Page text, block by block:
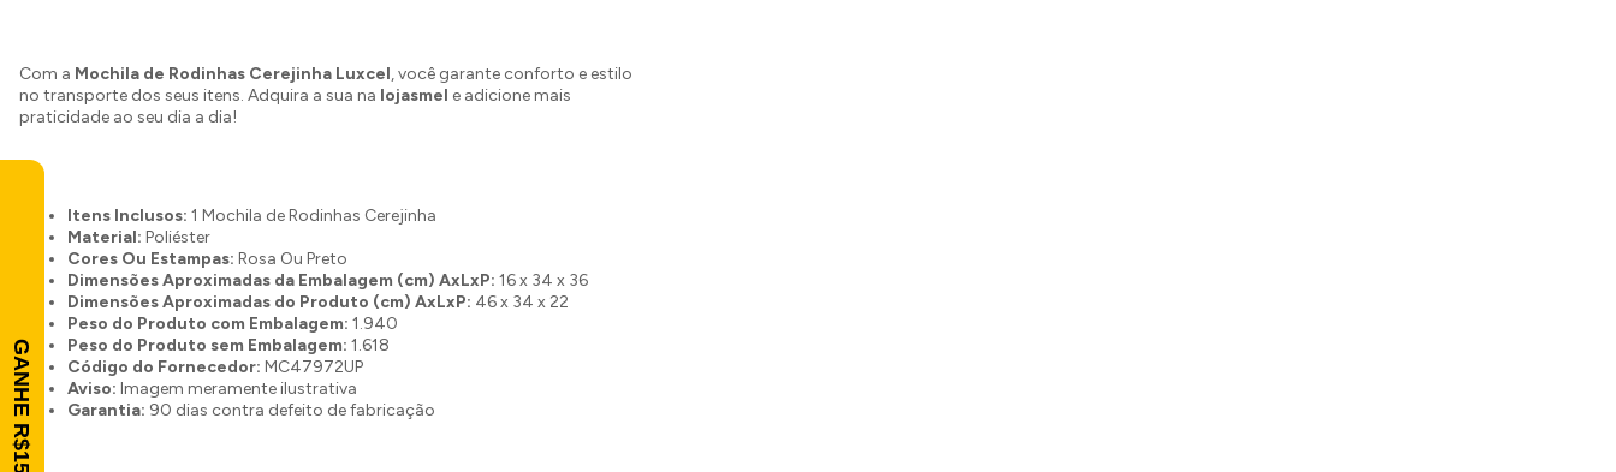
Com a Mochila de Rodinhas Cerejinha Luxcel, você garante conforto e estilo
no transporte dos seus itens. Adquira a sua na lojasmel e adicione mais
praticidade ao seu dia a dia!
Itens Inclusos: 1 Mochila de Rodinhas Cerejinha
Material: Poliéster
Cores Ou Estampas: Rosa Ou Preto
Dimensões Aproximadas da Embalagem (cm) AxLxP: 16 x 34 x 36
Dimensões Aproximadas do Produto (cm) AxLxP: 46 x 34 x 22
Peso do Produto com Embalagem: 1.940
Peso do Produto sem Embalagem: 1.618
Código do Fornecedor: MC47972UP
Aviso: Imagem meramente ilustrativa
Garantia: 90 dias contra defeito de fabricação